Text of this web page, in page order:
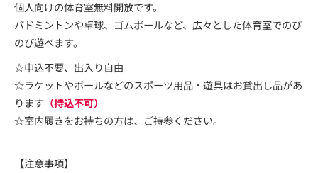
個人向けの体育室無料開放です。
バドミントンや卓球、ゴムボールなど、広々とした体育室でのび
のび遊べます。
☆申込不要、出入り自由
☆ラケットやボールなどのスポーツ用品・遊具はお貸出し品があ
ります （持込不可）
☆室内履きをお持ちの方は、ご持参ください。
【注意事項】